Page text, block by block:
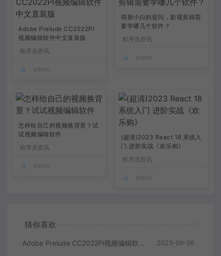
Adobe Prelude CC2022Pl
视频编辑软件中文直装版
程序员资讯
admin
萌新小白的提问，影视剪辑需
要学哪几个软件？
程序员资讯
admin
怎样给自己的视频换背景？试
试视频编辑软件
程序员资讯
admin
(超清)2023 React 18 系统入
门 进阶实战《欢乐购》
程序员资讯
admin
猜你喜欢
Adobe Prelude CC2022Pl视频编辑软件中文直装版 2023-09-06